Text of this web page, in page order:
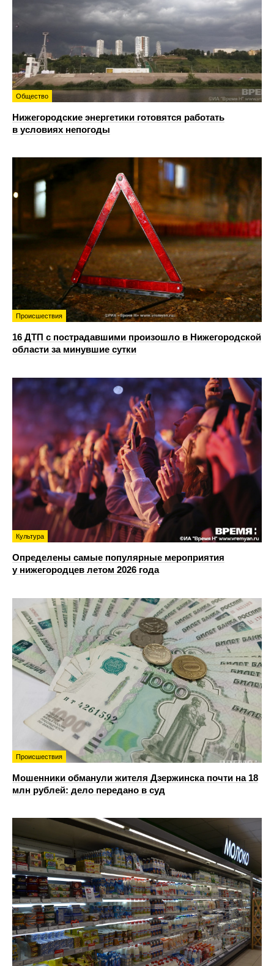
Общество
Нижегородские энергетики готовятся работать
в условиях непогоды
Происшествия
16 ДТП с пострадавшими произошло в Нижегородской
области за минувшие сутки
Культура
Определены самые популярные мероприятия
у нижегородцев летом 2026 года
Происшествия
Мошенники обманули жителя Дзержинска почти на 18
млн рублей: дело передано в суд